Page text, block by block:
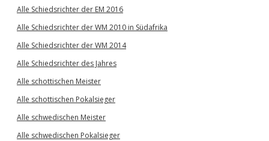
Alle Schiedsrichter der EM 2016
Alle Schiedsrichter der WM 2010 in Südafrika
Alle Schiedsrichter der WM 2014
Alle Schiedsrichter des Jahres
Alle schottischen Meister
Alle schottischen Pokalsieger
Alle schwedischen Meister
Alle schwedischen Pokalsieger